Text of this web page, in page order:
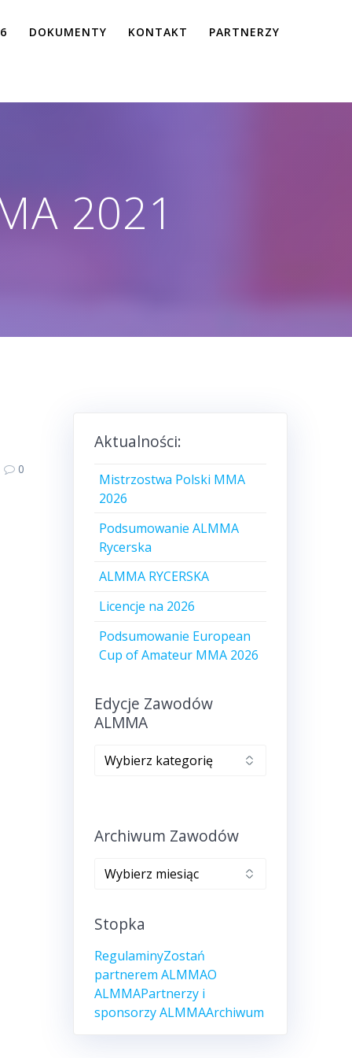
DOKUMENTY KONTAKT PARTNERZY
2021
0
Aktualności:
Mistrzostwa Polski MMA
2026
Podsumowanie ALMMA
Rycerska
ALMMA RYCERSKA
Licencje na 2026
Podsumowanie European
Cup of Amateur MMA 2026
Edycje Zawodów
ALMMA
Edycje
zawodów
Archiwum Zawodów
Archiwum
zawodów
Stopka
RegulaminyZostań
partnerem ALMMAO
ALMMAPartnerzy i
sponsorzy ALMMAArchiwum